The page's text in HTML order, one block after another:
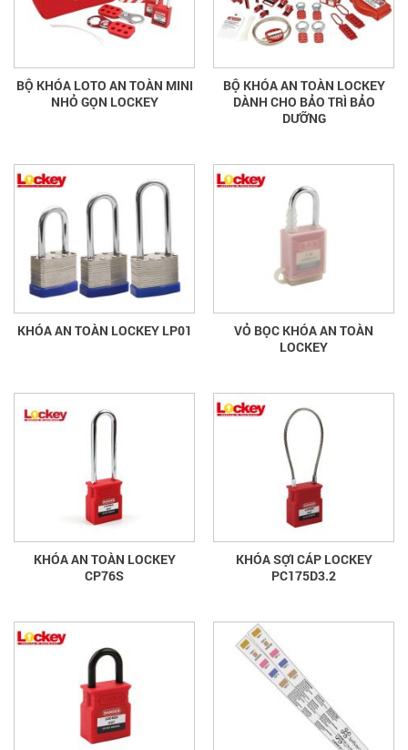
BỘ KHÓA LOTO AN TOÀN MINI
NHỎ GỌN LOCKEY
BỘ KHÓA AN TOÀN LOCKEY
DÀNH CHO BẢO TRÌ BẢO
DƯỠNG
KHÓA AN TOÀN LOCKEY LP01
VỎ BỌC KHÓA AN TOÀN
LOCKEY
KHÓA AN TOÀN LOCKEY
CP76S
KHÓA SỢI CÁP LOCKEY
PC175D3.2